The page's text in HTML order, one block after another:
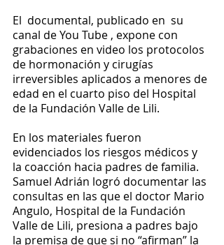
El  documental, publicado en  su
canal de You Tube , expone con
grabaciones en video los protocolos
de hormonación y cirugías
irreversibles aplicados a menores de
edad en el cuarto piso del Hospital
de la Fundación Valle de Lili.
En los materiales fueron
evidenciados los riesgos médicos y
la coacción hacia padres de familia.
Samuel Adrián logró documentar las
consultas en las que el doctor Mario
Angulo, Hospital de la Fundación
Valle de Lili, presiona a padres bajo
la premisa de que si no “afirman” la